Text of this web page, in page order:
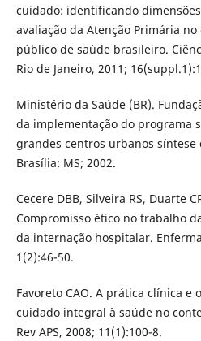
cuidado: identificando
avaliação da Atenção Primária
público de saúde brasileiro.
Rio de Janeiro, 2011;
Ministério da Saúde (BR).
da implementação do programa
grandes centros urbanos
Brasília: MS; 2002.
Cecere DBB, Silveira RS, Duarte
Compromisso ético no trabalho
da internação hospitalar.
1(2):46-50.
Favoreto CAO. A prática clínica e
cuidado integral à saúde no
Rev APS, 2008; 11(1):100-8.